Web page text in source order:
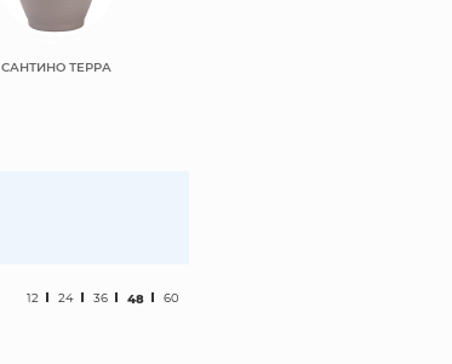
САНТИНО ТЕРРА
12 24 36 48 60